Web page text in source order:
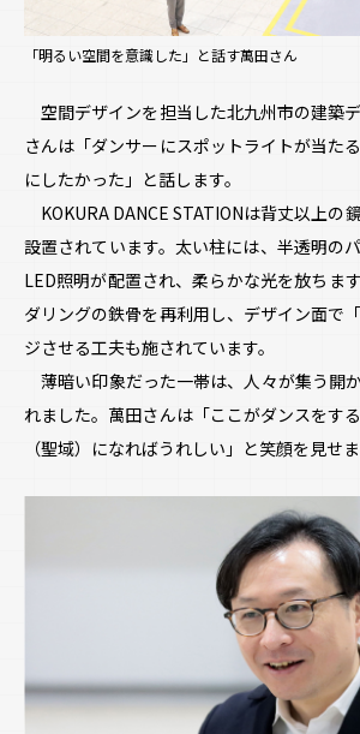
「明るい空間を意識した」と話す萬田さん
空間デザインを担当した北九州市の建築
さんは「ダンサーにスポットライトが当た
にしたかった」と話します。
KOKURA DANCE STATIONは背丈以上の
設置されています。太い柱には、半透明の
LED照明が配置され、柔らかな光を放ちま
ダリングの鉄骨を再利用し、デザイン面で
ジさせる工夫も施されています。
薄暗い印象だった一帯は、人々が集う開
れました。萬田さんは「ここがダンスをす
（聖域）になればうれしい」と笑顔を見せま